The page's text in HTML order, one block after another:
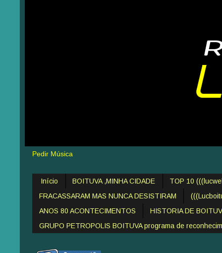
Pedir Música
Início BOITUVA ,MINHA CIDADE
TOP 10
FRACASSARAM MAS NUNCA DESISTIRAM
ANOS 80 ACONTECIMENTOS
HISTORIA DE
GRUPO PETROPOLIS BOITUVA programa de